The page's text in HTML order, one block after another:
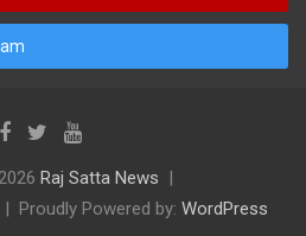
Raj Satta News
Proudly Powered by: WordPress